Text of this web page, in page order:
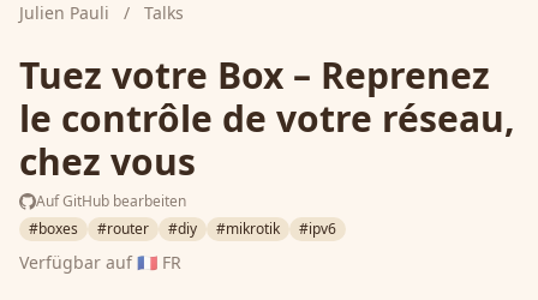
Julien Pauli / Talks
Tuez votre Box – Reprenez
le contrôle de votre réseau,
chez vous
Auf GitHub bearbeiten
#boxes
#router #diy #mikrotik #ipv6
Verfügbar auf🇫🇷 FR